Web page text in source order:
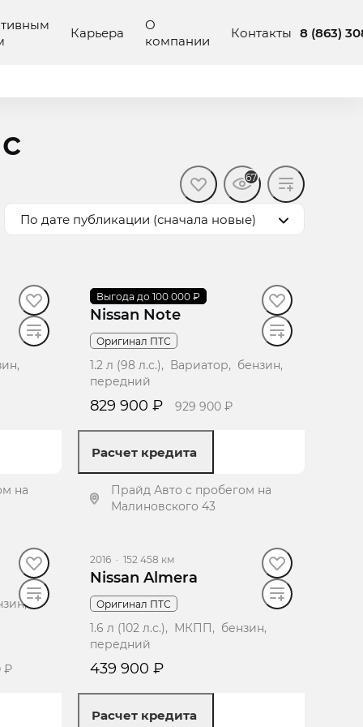
Карьера
О
компании
Контакты 8 (863)
67
По дате публикации (сначала новые)
на
Выгода до 100 000 ₽
2014·70 915 км
Nissan Note
Оригинал ПТС
1.2 л (98 л.с.), Вариатор, бензин,
передний
829 900 ₽ 929 900 ₽
Расчет кредита
Прайд Авто с пробегом на
Малиновского 43
₽
2016 · 152 458 км
Nissan Almera
Оригинал ПТС
1.6 л (102 л.с.), МКПП, бензин,
передний
439 900 ₽
Расчет кредита